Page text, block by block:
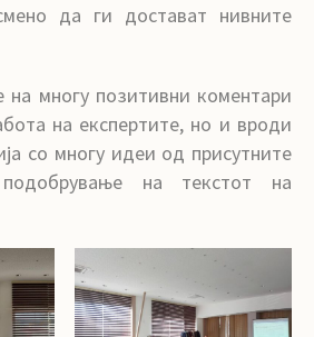
да ги достават нивните
на многу позитивни коментари
на експертите, но и вроди
со многу идеи од присутните
на текстот на